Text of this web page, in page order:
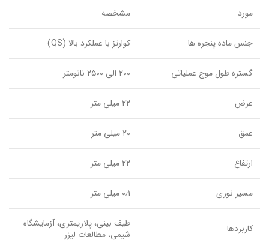
مورد مشخصه
جنس ماده پنجره ها کوارتز با عملکرد بالا (QS)
گستره طول موج عملیاتی ۲۰۰ الی ۲۵۰۰ نانومتر
عرض ۲۲ میلی متر
عمق ۲۰ میلی متر
ارتفاع ۲۲ میلی متر
مسیر نوری ۰٫۱ میلی متر
کاربردها
طیف بینی، پلاریمتری، آزمایشگاه
شیمی، مطالعات لیزر